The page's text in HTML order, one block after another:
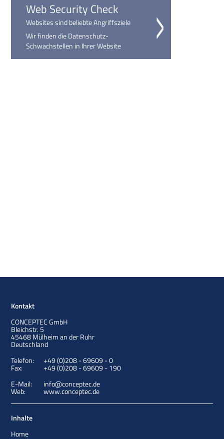
Web Security Check
Websites sind beliebte Angriffsziele
Wir finden die Datenschutz-
Schwachstellen in Ihrer Website
Kontakt
CONCEPTEC GmbH
Bleichstr. 5
45468Mülheim an der Ruhr
Deutschland
Telefon:
+49 (0)208 - 69609 - 0
Fax:
+49 (0)208 - 69609 - 190
E-Mail:
info@conceptec.de
Web: www.conceptec.de
Inhalte
Home